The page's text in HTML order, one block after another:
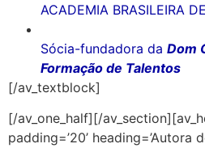
ACADEMIA BRASILEIRA
Sócia-fundadora da Dom
Formação de Talentos
[/av_textblock]
[/av_one_half][/
padding=’20’ heading=’Autora